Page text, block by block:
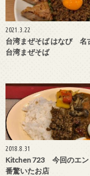
2021.3.22
台湾まぜそば はなび 名
台湾まぜそば
2018.8.31
Kitchen 723 今回のエン
番驚いたお店